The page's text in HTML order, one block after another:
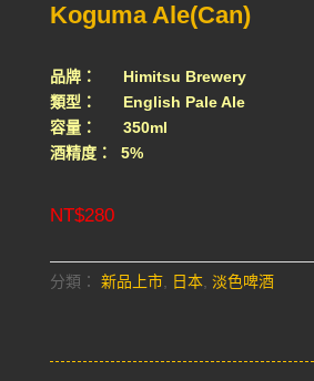
Koguma Ale(Can)
品牌： Himitsu Brewery
類型： English Pale Ale
容量： 350ml
酒精度： 5%
NT$280
分類： 新品上市, 日本, 淡色啤酒